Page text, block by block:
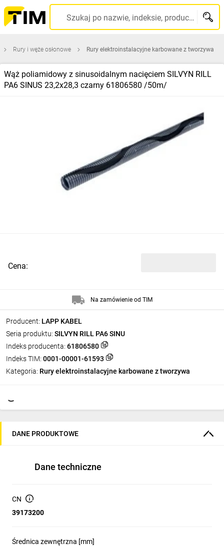
Szukaj po nazwie, indeksie, producencie, kodzie kreskowym...
Rury i węże osłonowe Rury elektroinstalacyjne karbowane z tworzywa
Wąż poliamidowy z sinusoidalnym nacięciem SILVYN RILL
PA6 SINUS 23,2x28,3 czarny 61806580 /50m/
Producent: LAPP KABEL
Seria produktu: SILVYN RILL PA6 SINU
Indeks producenta: 61806580
Indeks TIM: 0001-00001-61593
Kategoria: Rury elektroinstalacyjne karbowane z tworzywa
Cena:
Na zamówienie od TIM
DANE PRODUKTOWE
Dane techniczne
CN
39173200
Średnica zewnętrzna [mm]